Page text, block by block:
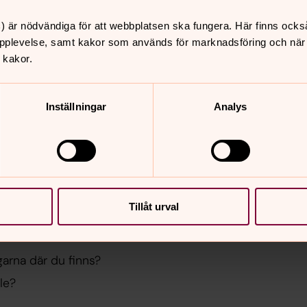
är nödvändiga för att webbplatsen ska fungera. Här finns
samt kakor som används för marknadsföring och
Inställningar Analys
Tillåt urval
avgörande händelse i ditt liv.
att vila stadigt
trosgemenskap.
– kyrka och
där du finns?